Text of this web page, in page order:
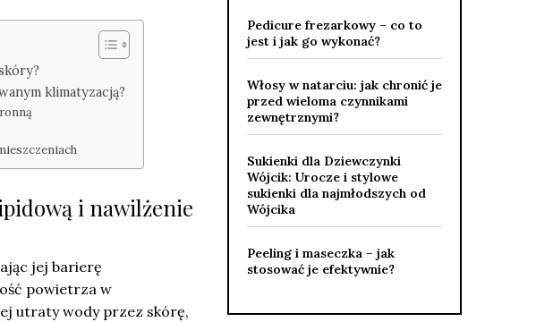
klimatyzacją?
i nawilżenie
jej barierę
powietrza w
utraty wody przez skórę,
Pedicure frezarkowy – co to
jest i jak go wykonać?
Włosy w natarciu: jak chronić je
przed wieloma czynnikami
zewnętrznymi?
Sukienki dla Dziewczynki
Wójcik: Urocze i stylowe
sukienki dla najmłodszych od
Wójcika
Peeling i maseczka – jak
stosować je efektywnie?